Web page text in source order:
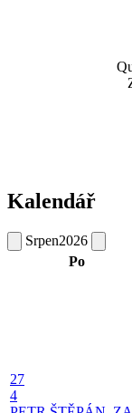
Kalendář
Srpen2026
Po
27
4